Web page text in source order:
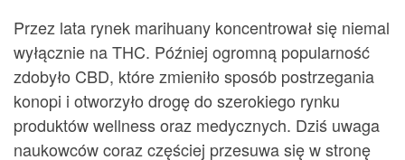
Przez lata rynek marihuany koncentrował się niemal
wyłącznie na THC. Później ogromną popularność
zdobyło CBD, które zmieniło sposób postrzegania
konopi i otworzyło drogę do szerokiego rynku
produktów wellness oraz medycznych. Dziś uwaga
naukowców coraz częściej przesuwa się w stronę